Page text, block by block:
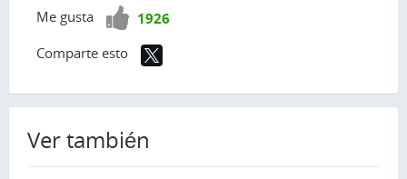
Me gusta
¡Vota1926
Comparte esto
Ver también